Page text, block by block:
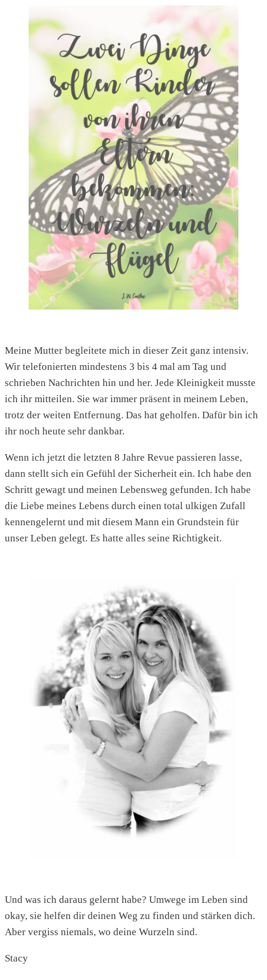
Meine Mutter begleitete mich in dieser Zeit ganz intensiv.
Wir telefonierten mindestens 3 bis 4 mal am Tag und
schrieben Nachrichten hin und her. Jede Kleinigkeit musste
ich ihr mitteilen. Sie war immer präsent in meinem Leben,
trotz der weiten Entfernung. Das hat geholfen. Dafür bin ich
ihr noch heute sehr dankbar.
Wenn ich jetzt die letzten 8 Jahre Revue passieren lasse,
dann stellt sich ein Gefühl der Sicherheit ein. Ich habe den
Schritt gewagt und meinen Lebensweg gefunden. Ich habe
die Liebe meines Lebens durch einen total ulkigen Zufall
kennengelernt und mit diesem Mann ein Grundstein für
unser Leben gelegt. Es hatte alles seine Richtigkeit.
Und was ich daraus gelernt habe? Umwege im Leben sind
okay, sie helfen dir deinen Weg zu finden und stärken dich.
Aber vergiss niemals, wo deine Wurzeln sind.
Stacy